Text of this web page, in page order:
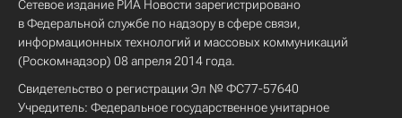
Сетевое издание РИА Новости зарегистрировано
в Федеральной службе по надзору в сфере связи,
информационных технологий и массовых коммуникаций
(Роскомнадзор) 08 апреля 2014 года.
Свидетельство о регистрации Эл № ФС77-57640
Учредитель: Федеральное государственное унитарное